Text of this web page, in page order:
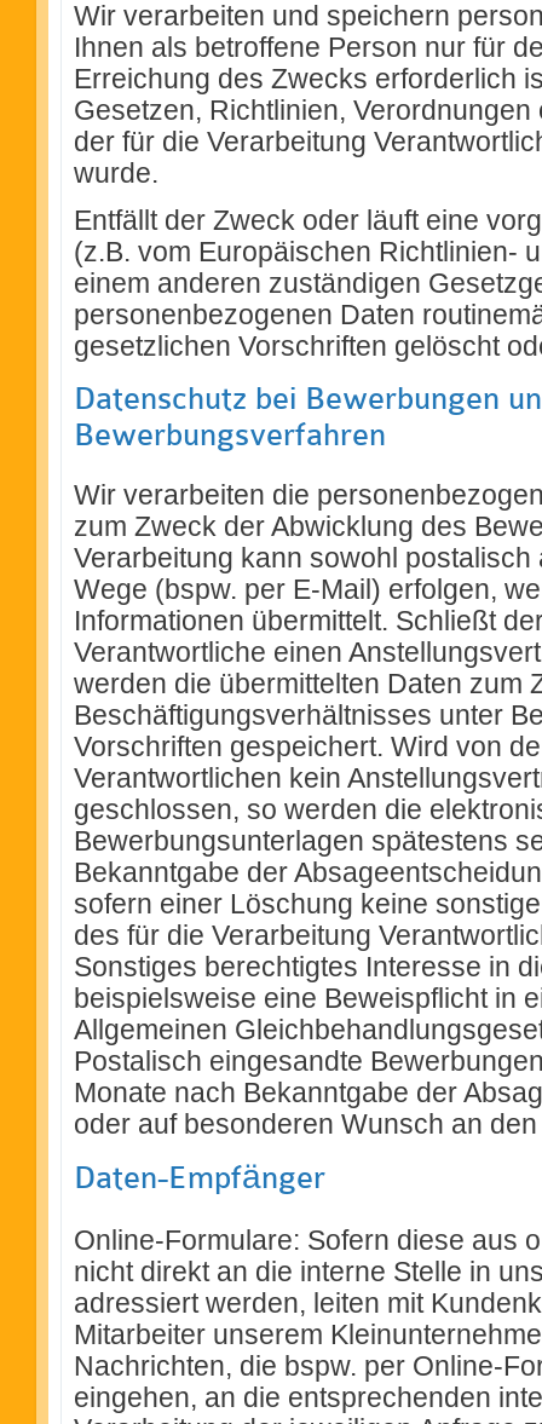
Wir verarbeiten und speichern
Ihnen als betroffene Person nur für
Erreichung des Zwecks erforderlich
Gesetzen, Richtlinien,
der für die Verarbeitung
wurde.
Entfällt der Zweck oder läuft eine
(z.B. vom Europäischen Richtlinien-
einem anderen zuständigen
personenbezogenen Daten
gesetzlichen Vorschriften gelöscht
Datenschutz bei Bewerbungen
Bewerbungsverfahren
Wir verarbeiten die
zum Zweck der Abwicklung des
Verarbeitung kann sowohl
Wege (bspw. per E-Mail) erfolgen,
Informationen übermittelt. Schließt
Verantwortliche einen
werden die übermittelten Daten zum
Beschäftigungsverhältnisses unter
Vorschriften gespeichert. Wird von
Verantwortlichen kein
geschlossen, so werden die
Bewerbungsunterlagen spätestens
Bekanntgabe der
sofern einer Löschung keine
des für die Verarbeitung
Sonstiges berechtigtes Interesse in
beispielsweise eine Beweispflicht in
Allgemeinen
Postalisch eingesandte
Monate nach Bekanntgabe der
oder auf besonderen Wunsch an
Daten-Empfänger
Online-Formulare: Sofern diese aus
nicht direkt an die interne Stelle in
adressiert werden, leiten mit
Mitarbeiter unserem
Nachrichten, die bspw. per Online-
eingehen, an die entsprechenden